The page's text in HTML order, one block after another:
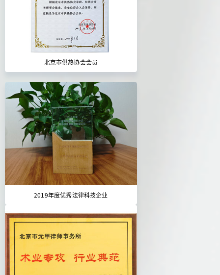
北京市供热协会会员
2019年度优秀法律科技企业